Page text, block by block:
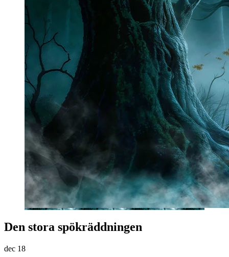
Den stora spökräddningen
dec 18